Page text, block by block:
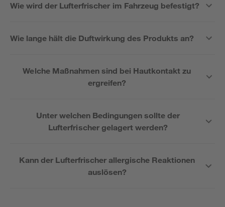
Wie wird der Lufterfrischer im Fahrzeug befestigt?
Wie lange hält die Duftwirkung des Produkts an?
Welche Maßnahmen sind bei Hautkontakt zu
ergreifen?
Unter welchen Bedingungen sollte der
Lufterfrischer gelagert werden?
Kann der Lufterfrischer allergische Reaktionen
auslösen?